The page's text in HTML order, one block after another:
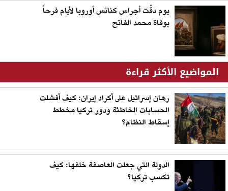
يوم دقّت أجراس كنائس أوروبا لأيام فرحاً
بوفاة محمد الفاتح
المواضيع الأكثر قراءة
رهان إسرائيل على أكراد إيران: كيف أفشلت
الحسابات الخاطئة ودور تركيا مخطط
إسقاط النظام؟
الدولة التي جعلت العاصفة خلفها: كيف
تكسب تركيا؟